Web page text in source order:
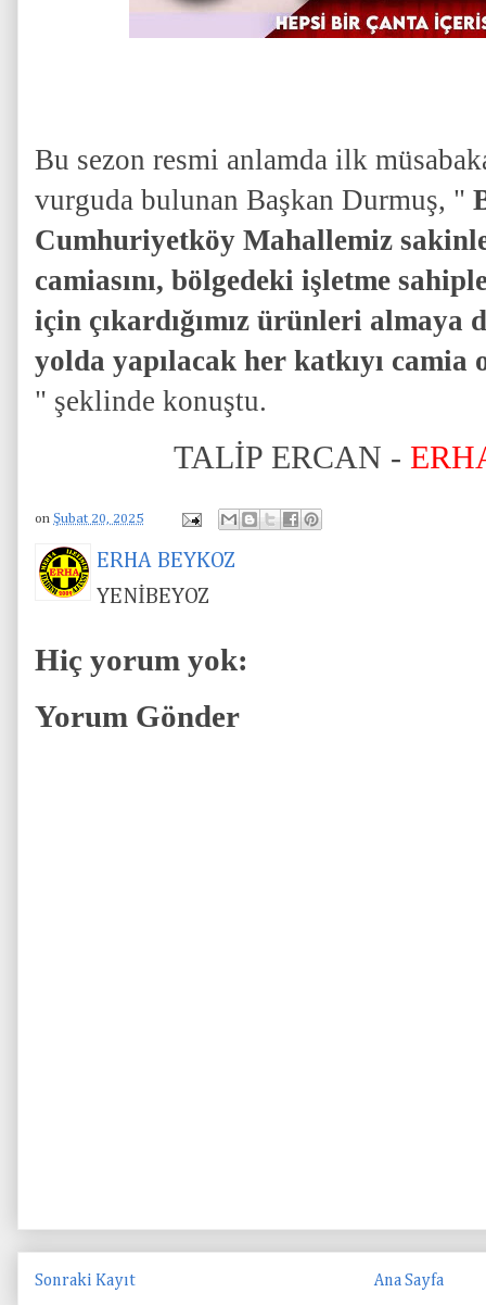
Bu sezon resmi anlamda ilk
vurguda bulunan Başkan Durmuş, "
Cumhuriyetköy Mahallemiz
camiasını, bölgedeki işletme
için çıkardığımız ürünleri almaya
yolda yapılacak her katkıyı camia
" şeklinde konuştu.
TALİP ERCAN -
on Şubat 20, 2025
ERHA BEYKOZ
YENİBEYOZ
Hiç yorum yok:
Yorum Gönder
Sonraki Kayıt Ana Sayfa